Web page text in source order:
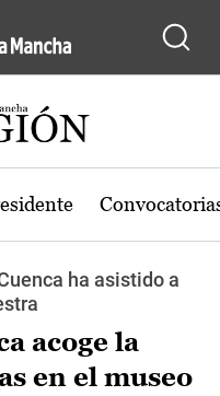
ha asistido a
acoge la
en el museo